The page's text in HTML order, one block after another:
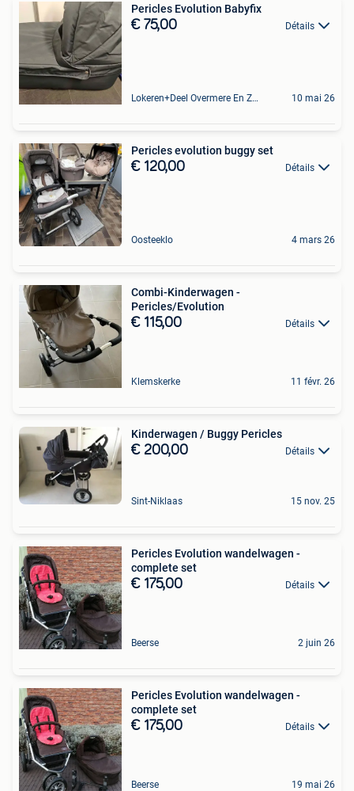
Pericles Evolution Babyfix
€ 75,00 Détails
Lokeren+Deel Overmere En Zele 10 mai 26
Pericles evolution buggy set
€ 120,00 Détails
Oosteeklo 4 mars 26
Combi-Kinderwagen -
Pericles/Evolution
€ 115,00 Détails
Klemskerke 11 févr. 26
Kinderwagen / Buggy Pericles
€ 200,00 Détails
Sint-Niklaas 15 nov. 25
Pericles Evolution wandelwagen -
complete set
€ 175,00 Détails
Beerse 2 juin 26
Pericles Evolution wandelwagen -
complete set
€ 175,00 Détails
Beerse 19 mai 26